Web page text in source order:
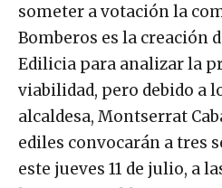
someter a votación la
Bomberos es la creación
Edilicia para analizar la
viabilidad, pero debido a
alcaldesa, Montserrat
ediles convocarán a tres
este jueves 11 de julio, a